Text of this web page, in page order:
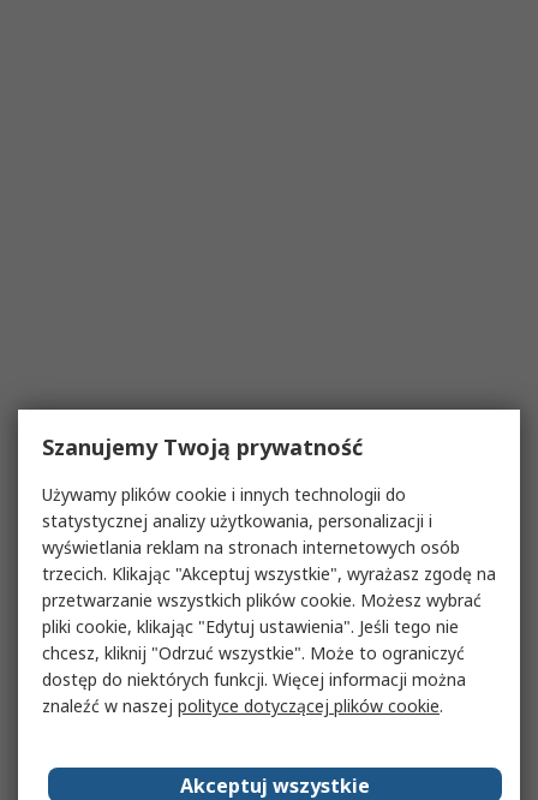
Szanujemy Twoją prywatność
Używamy plików cookie i innych technologii do
statystycznej analizy użytkowania, personalizacji i
wyświetlania reklam na stronach internetowych osób
trzecich. Klikając "Akceptuj wszystkie", wyrażasz zgodę na
przetwarzanie wszystkich plików cookie. Możesz wybrać
pliki cookie, klikając "Edytuj ustawienia". Jeśli tego nie
chcesz, kliknij "Odrzuć wszystkie". Może to ograniczyć
dostęp do niektórych funkcji. Więcej informacji można
znaleźć w naszej polityce dotyczącej plików cookie.
Akceptuj wszystkie